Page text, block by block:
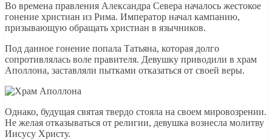
Во времена правления Александра Севера началось жестокое
гонение христиан из Рима. Император начал кампанию,
призывающую обращать христиан в язычников.
Под данное гонение попала Татьяна, которая долго
сопротивлялась воле правителя. Девушку приводили в храм
Аполлона, заставляли пытками отказаться от своей веры.
Однако, будущая святая твердо стояла на своем мировозрении.
Не желая отказываться от религии, девушка вознесла молитву
Иисусу Христу.